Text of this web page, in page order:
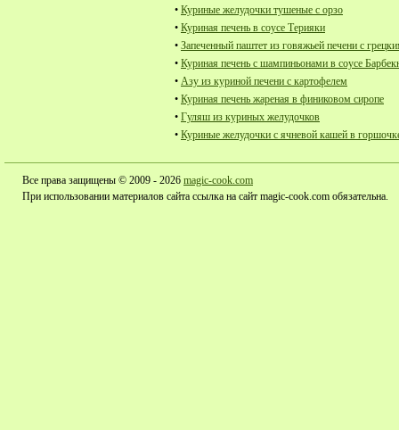
• Куриные желудочки тушеные с орзо
• Куриная печень в соусе Терияки
• Запеченный паштет из говяжьей печени с
• Куриная печень с шампиньонами в соусе
• Азу из куриной печени с картофелем
• Куриная печень жареная в финиковом сиропе
• Гуляш из куриных желудочков
• Куриные желудочки с ячневой кашей в
Все права защищены © 2009 - 2026 magic-cook.com
При использовании материалов сайта ссылка на сайт magic-cook.com обязательна.